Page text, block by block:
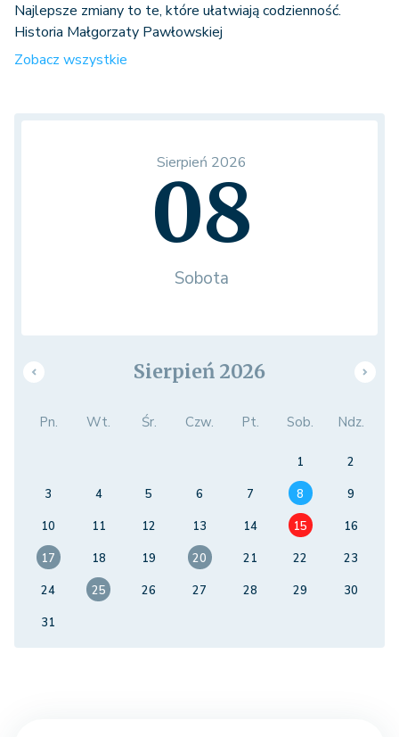
Najlepsze zmiany to te, które ułatwiają codzienność.
Historia Małgorzaty Pawłowskiej
Zobacz wszystkie
Sierpień 2026
08
Sobota
Sierpień 2026
Pn. Wt. Śr. Czw. Pt. Sob. Ndz.
1
2
3
4 5 6 7 8
9
10
11 12 13 14 15
16
17
18 19 20 21 22
23
24
25 26 27 28 29
30
31